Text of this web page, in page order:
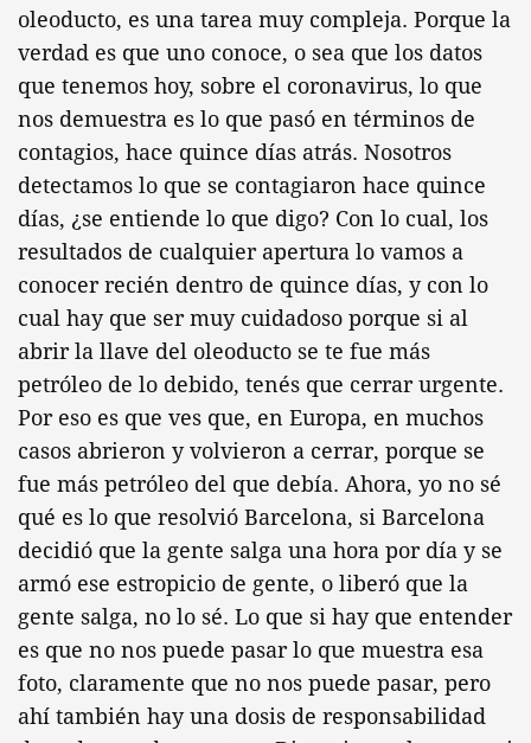
oleoducto, es una tarea muy compleja. Porque la
verdad es que uno conoce, o sea que los datos
que tenemos hoy, sobre el coronavirus, lo que
nos demuestra es lo que pasó en términos de
contagios, hace quince días atrás. Nosotros
detectamos lo que se contagiaron hace quince
días, ¿se entiende lo que digo? Con lo cual, los
resultados de cualquier apertura lo vamos a
conocer recién dentro de quince días, y con lo
cual hay que ser muy cuidadoso porque si al
abrir la llave del oleoducto se te fue más
petróleo de lo debido, tenés que cerrar urgente.
Por eso es que ves que, en Europa, en muchos
casos abrieron y volvieron a cerrar, porque se
fue más petróleo del que debía. Ahora, yo no sé
qué es lo que resolvió Barcelona, si Barcelona
decidió que la gente salga una hora por día y se
armó ese estropicio de gente, o liberó que la
gente salga, no lo sé. Lo que si hay que entender
es que no nos puede pasar lo que muestra esa
foto, claramente que no nos puede pasar, pero
ahí también hay una dosis de responsabilidad